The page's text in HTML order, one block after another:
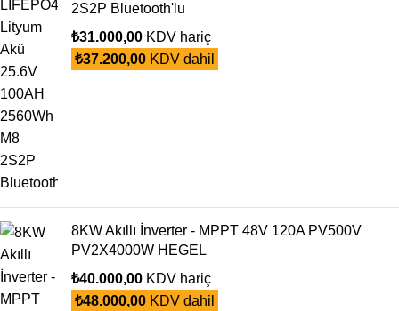
2S2P Bluetooth'lu
₺31.000,00 KDV hariç
₺37.200,00 KDV dahil
8KW Akıllı İnverter - MPPT 48V 120A PV500V
PV2X4000W HEGEL
₺40.000,00 KDV hariç
₺48.000,00 KDV dahil